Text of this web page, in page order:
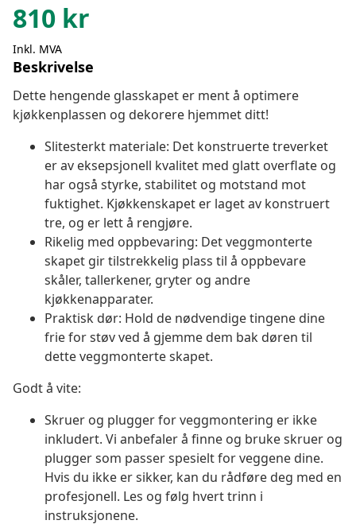
810 kr
Inkl. MVA
Beskrivelse
Dette hengende glasskapet er ment å optimere
kjøkkenplassen og dekorere hjemmet ditt!
Slitesterkt materiale: Det konstruerte treverket
er av eksepsjonell kvalitet med glatt overflate og
har også styrke, stabilitet og motstand mot
fuktighet. Kjøkkenskapet er laget av konstruert
tre, og er lett å rengjøre.
Rikelig med oppbevaring: Det veggmonterte
skapet gir tilstrekkelig plass til å oppbevare
skåler, tallerkener, gryter og andre
kjøkkenapparater.
Praktisk dør: Hold de nødvendige tingene dine
frie for støv ved å gjemme dem bak døren til
dette veggmonterte skapet.
Godt å vite:
Skruer og plugger for veggmontering er ikke
inkludert. Vi anbefaler å finne og bruke skruer og
plugger som passer spesielt for veggene dine.
Hvis du ikke er sikker, kan du rådføre deg med en
profesjonell. Les og følg hvert trinn i
instruksjonene.